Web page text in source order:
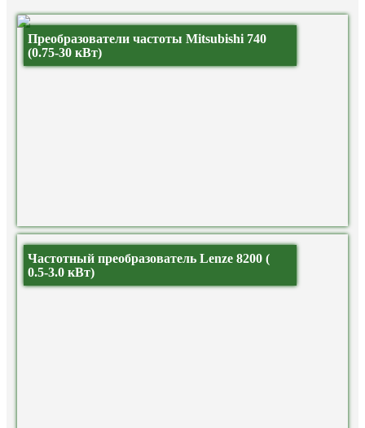
Преобразователи частоты Mitsubishi 740
(0.75-30 кВт)
Частотный преобразователь Lenze 8200 (
0.5-3.0 кВт)